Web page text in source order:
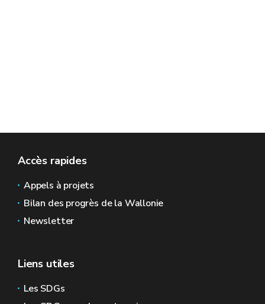
Accès rapides
Appels à projets
Bilan des progrès de la Wallonie
Newsletter
Liens utiles
Les SDGs